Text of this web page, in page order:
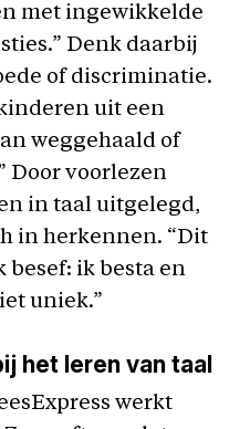
met ingewikkelde
Denk daarbij
of discriminatie.
uit een
weggehaald of
Door voorlezen
in taal uitgelegd,
in herkennen. “Dit
ik besta en
uniek.”
het leren van taal
werkt